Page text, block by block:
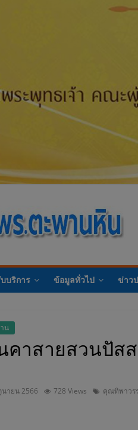
บริการ ข้อมูลทั่วไป ข่าว
น
คาสายสวนปัส
ายน 2566 728 Views คุณทิพาวร